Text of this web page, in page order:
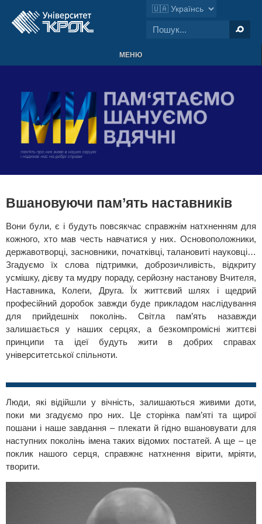
МЕНЮ
Вшановуючи пам’ять наставників
Вони були, є і будуть повсякчас справжнім натхненням для
кожного, хто мав честь навчатися у них. Основоположники,
державотворці, засновники, початківці, талановиті науковці…
Згадуємо їх слова підтримки, доброзичливість, відкриту
усмішку, дієву та мудру пораду, серйозну настанову Вчителя,
Наставника, Колеги, Друга. Їх життєвий шлях і щедрий
професійний доробок завжди буде прикладом наслідування
для прийдешніх поколінь. Світла пам’ять назавжди
залишається у наших серцях, а безкомпромісні життєві
принципи та ідеї будуть жити в добрих справах
університетської спільноти.
Люди, які відійшли у вічність, залишаються живими доти,
поки ми згадуємо про них. Це сторінка пам’яті та щирої
пошани і наше завдання – плекати й гідно вшановувати для
наступних поколінь імена таких відомих постатей. А ще – це
поклик нашого серця, справжнє натхнення вірити, мріяти,
творити.